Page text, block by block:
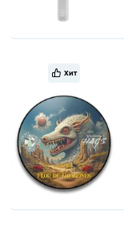
Хит